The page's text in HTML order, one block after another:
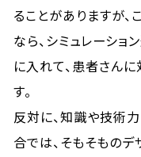
ることがありますが
なら、シミュレーシ
に入れて、患者さん
す。
反対に、知識や技術
合では、そもそもの